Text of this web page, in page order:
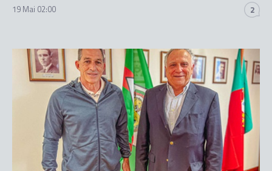
19 Mai 02:00 2